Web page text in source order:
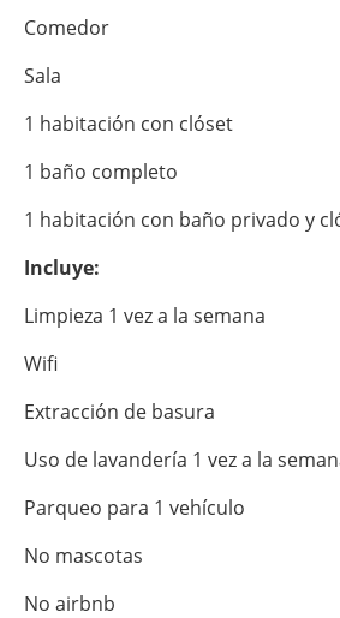
Comedor
Sala
1 habitación con clóset
1 baño completo
1 habitación con baño privado y
Incluye:
Limpieza 1 vez a la semana
Wifi
Extracción de basura
Uso de lavandería 1 vez a la
Parqueo para 1 vehículo
No mascotas
No airbnb